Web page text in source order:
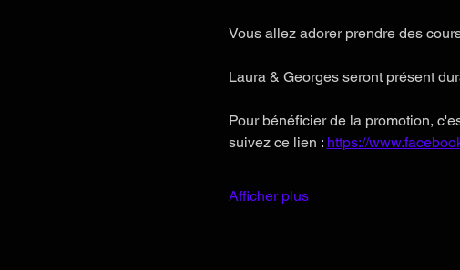
Vous allez adorer prendre des
Laura & Georges seront présent
Pour bénéficier de la promotion,
suivez ce lien : https://
Afficher plus